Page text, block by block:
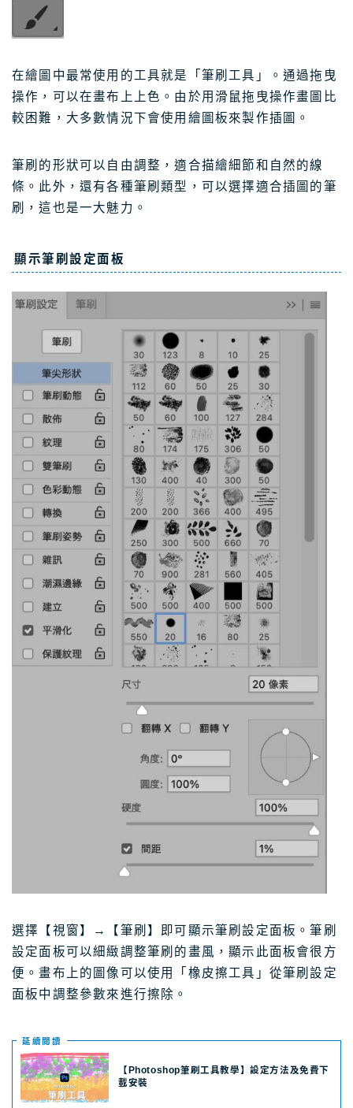
在繪圖中最常使用的工具就是「筆刷工具」。通過拖曳
操作，可以在畫布上上色。由於用滑鼠拖曳操作畫圖比
較困難，大多數情況下會使用繪圖板來製作插圖。
筆刷的形狀可以自由調整，適合描繪細節和自然的線
條。此外，還有各種筆刷類型，可以選擇適合插圖的筆
刷，這也是一大魅力。
顯示筆刷設定面板
選擇【視窗】→【筆刷】即可顯示筆刷設定面板。筆刷
設定面板可以細緻調整筆刷的畫風，顯示此面板會很方
便。畫布上的圖像可以使用「橡皮擦工具」從筆刷設定
面板中調整參數來進行擦除。
延續閲讀
【Photoshop筆刷工具教學】設定方法及免費下
載安裝